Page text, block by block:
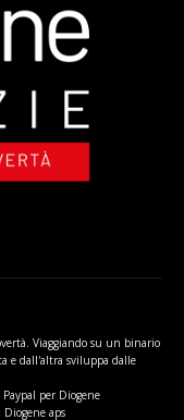
Viaggiando su un binario
e dall'altra sviluppa dalle
per Diogene
aps